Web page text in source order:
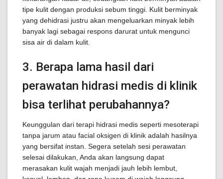
tipe kulit dengan produksi sebum tinggi. Kulit berminyak
yang dehidrasi justru akan mengeluarkan minyak lebih
banyak lagi sebagai respons darurat untuk mengunci
sisa air di dalam kulit.
3. Berapa lama hasil dari
perawatan hidrasi medis di klinik
bisa terlihat perubahannya?
Keunggulan dari terapi hidrasi medis seperti mesoterapi
tanpa jarum atau facial oksigen di klinik adalah hasilnya
yang bersifat instan. Segera setelah sesi perawatan
selesai dilakukan, Anda akan langsung dapat
merasakan kulit wajah menjadi jauh lebih lembut,